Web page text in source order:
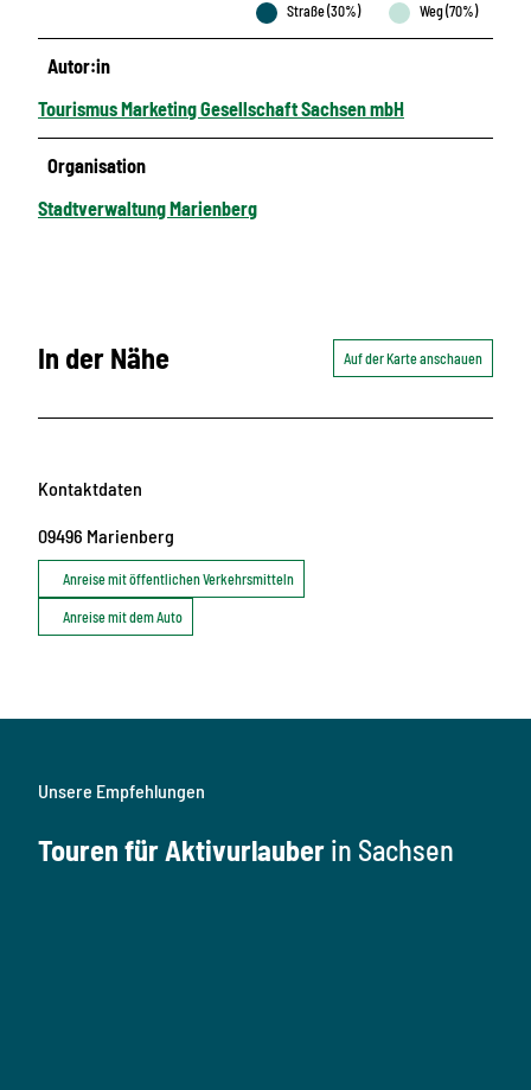
Straße (30%) Weg (70%)
Autor:in
Tourismus Marketing Gesellschaft Sachsen mbH
Organisation
Stadtverwaltung Marienberg
In der Nähe Auf der Karte anschauen
Kontaktdaten
09496 Marienberg
Anreise mit öffentlichen Verkehrsmitteln
Anreise mit dem Auto
Unsere Empfehlungen
Touren für Aktivurlauber in Sachsen